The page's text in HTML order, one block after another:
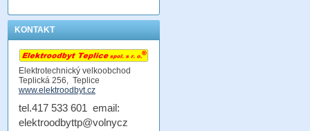
KONTAKT
Elektrotechnický velkoobchod
Teplická 256, Teplice
www.elektroodbyt.cz
tel.417 533 601 email:
elektroodbyttp@volnycz